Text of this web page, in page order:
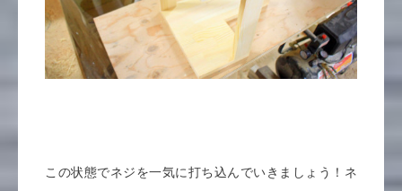
この状態でネジを一気に打ち込んでいきましょう！ネ